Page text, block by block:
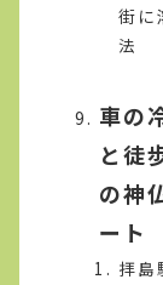
街に
法
車の
と徒
の神
ート
拝島